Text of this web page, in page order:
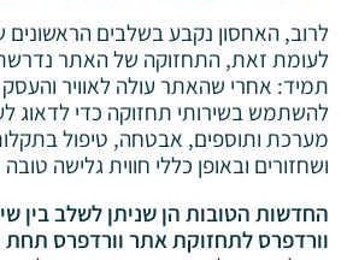
לרוב, האחסון נקבע בשלבים הראשונים
לעומת זאת, התחזוקה של האתר נדרשת
תמיד: אחרי שהאתר עולה לאוויר והעסק
להשתמש בשירותי תחזוקה כדי לדאוג
מערכת ותוספים, אבטחה, טיפול בתקלות
ושחזורים ובאופן כללי חווית גלישה טובה
החדשות הטובות הן שניתן לשלב בין
וורדפרס לתחזוקת אתר וורדפרס תחת